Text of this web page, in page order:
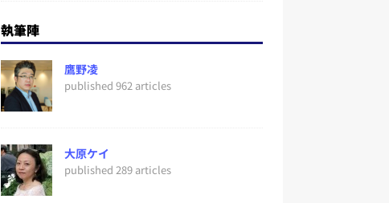
執筆陣
鷹野凌
published 962 articles
大原ケイ
published 289 articles